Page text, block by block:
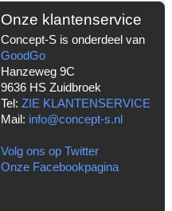
Onze klantenservice
Concept-S is onderdeel van
GoodGo
Hanzeweg 9C
9636 HS Zuidbroek
Tel: ZIE KLANTENSERVICE
Mail: info@concept-s.nl
Volg ons op Twitter
Onze Facebookpagina